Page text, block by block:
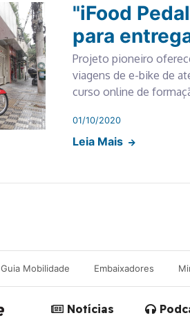
"iFood
para
Projeto pioneiro
viagens de e-bike de
curso online de
01/10/2020
Leia Mais
Guia Mobilidade Embaixadores
Notícias